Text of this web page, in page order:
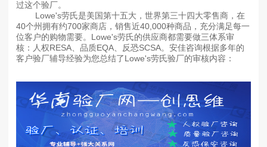
过这个验厂。
Lowe's劳氏是美国第十五大，世界第三十四大零售商，在
40个州拥有约700家商店，销售近40,000种商品，充分满足每一
位客户的购物需要。Lowe's劳氏的供应商都需要做三体系审
核：人权RESA、品质EQA、反恐SCSA。安佳咨询根据多年的
客户验厂辅导经验为您总结了Lowe's劳氏验厂的审核内容：